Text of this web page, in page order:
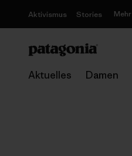
Aktivismus Stories Mehr
Aktuelles Damen